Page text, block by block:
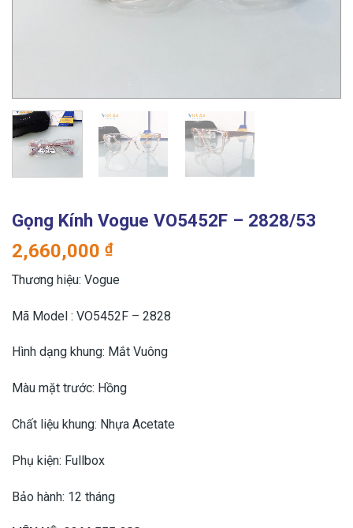
Gọng Kính Vogue VO5452F – 2828/53
2,660,000 ₫
Thương hiệu: Vogue
Mã Model : VO5452F – 2828
Hình dạng khung: Mắt Vuông
Màu mặt trước: Hồng
Chất liệu khung: Nhựa Acetate
Phụ kiện: Fullbox
Bảo hành: 12 tháng